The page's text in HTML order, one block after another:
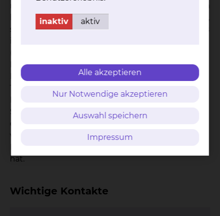
her. Sind Sie nicht auf einer Station in Behandlung,
sondern kommen immer wieder von zu Hause aus
Medizinische Versorgungszentrum (MVZ) wenden.
Hier unterstützt Sie Herr Dr. Wagner aus unserem
Team bei Problemen oder Schwierigkeiten, was
Ihre Krebserkrankung betrifft. Im Einzelfall können
Sie auch nach Ihrer Behandlung auf der Station
ein oder zwei Nachfolgetermine mit dem Kollegen
vereinbaren, der bereits während des
hat.
Wichtige Kontakte
inaktiv aktiv
Alle akzeptieren
Nur Notwendige akzeptieren
Auswahl speichern
Impressum